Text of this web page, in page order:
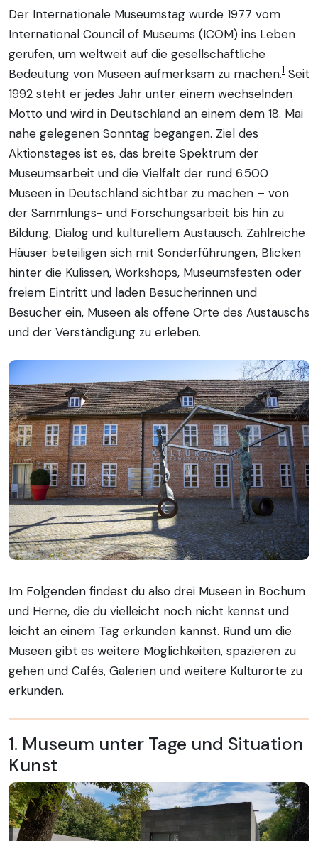
Der Internationale Museumstag wurde 1977 vom
International Council of Museums (ICOM) ins Leben
gerufen, um weltweit auf die gesellschaftliche
Bedeutung von Museen aufmerksam zu machen.1 Seit
1992 steht er jedes Jahr unter einem wechselnden
Motto und wird in Deutschland an einem dem 18. Mai
nahe gelegenen Sonntag begangen. Ziel des
Aktionstages ist es, das breite Spektrum der
Museumsarbeit und die Vielfalt der rund 6.500
Museen in Deutschland sichtbar zu machen – von
der Sammlungs- und Forschungsarbeit bis hin zu
Bildung, Dialog und kulturellem Austausch. Zahlreiche
Häuser beteiligen sich mit Sonderführungen, Blicken
hinter die Kulissen, Workshops, Museumsfesten oder
freiem Eintritt und laden Besucherinnen und
Besucher ein, Museen als offene Orte des Austauschs
und der Verständigung zu erleben.
Im Folgenden findest du also drei Museen in Bochum
und Herne, die du vielleicht noch nicht kennst und
leicht an einem Tag erkunden kannst. Rund um die
Museen gibt es weitere Möglichkeiten, spazieren zu
gehen und Cafés, Galerien und weitere Kulturorte zu
erkunden.
1. Museum unter Tage und Situation
Kunst